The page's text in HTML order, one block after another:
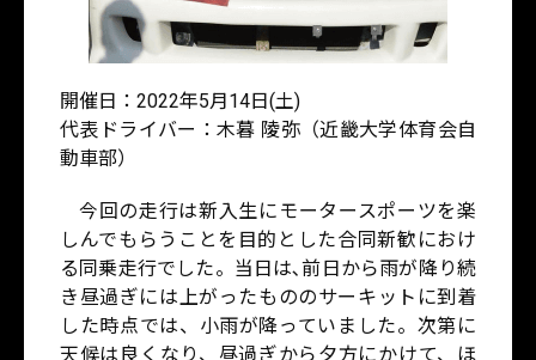
開催日：2022年5月14日(土)
代表ドライバー：木暮 陵弥（近畿大学体育会自
動車部）
今回の走行は新入生にモータースポーツを楽
しんでもらうことを目的とした合同新歓におけ
る同乗走行でした。当日は､前日から雨が降り続
き昼過ぎには上がったもののサーキットに到着
した時点では、小雨が降っていました。次第に
天候は良くなり、昼過ぎから夕方にかけて、ほ